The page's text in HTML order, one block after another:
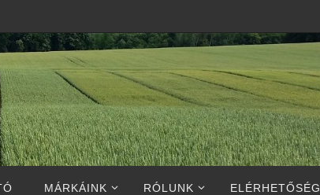
MÁRKÁINK RÓLUNK ELÉRHETŐSÉG